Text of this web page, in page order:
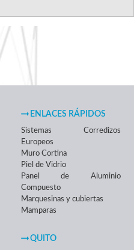
ENLACES RÁPIDOS
Sistemas Corredizos
Europeos
Muro Cortina
Piel de Vidrio
Panel de Aluminio
Compuesto
Marquesinas y cubiertas
Mamparas
QUITO